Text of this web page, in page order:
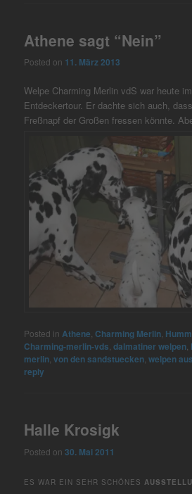
Athene sagt “Nein”
Posted on 11. März 2013
Welpe Charming Merlin vdS war heute
Entdeckertour. Er dachte sich auch,
Freßnapf der Großen fressen könnte.
Posted in Athene ,Charming Merlin
Charming-merlin-vds ,dalmatiner welpen
merlin ,von den sandstuecken ,welpen
reply
Halle Krosigk
Posted on30. Mai 2011
ES WAR EIN SEHR SCHÖNES